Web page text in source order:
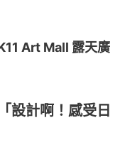
Art Mall 露天廣
設計啊！感受日